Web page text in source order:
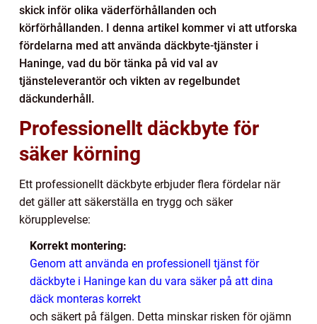
skick inför olika väderförhållanden och
körförhållanden. I denna artikel kommer vi att utforska
fördelarna med att använda däckbyte-tjänster i
Haninge, vad du bör tänka på vid val av
tjänsteleverantör och vikten av regelbundet
däckunderhåll.
Professionellt däckbyte för
säker körning
Ett professionellt däckbyte erbjuder flera fördelar när
det gäller att säkerställa en trygg och säker
körupplevelse:
Korrekt montering:
Genom att använda en professionell tjänst för
däckbyte i Haninge kan du vara säker på att dina
däck monteras korrekt
och säkert på fälgen. Detta minskar risken för ojämn